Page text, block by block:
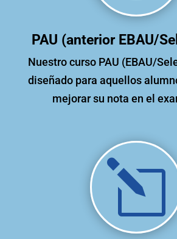
PAU (anterior EBAU/
Nuestro curso PAU (EBAU/
diseñado para aquellos
mejorar su nota en el
l